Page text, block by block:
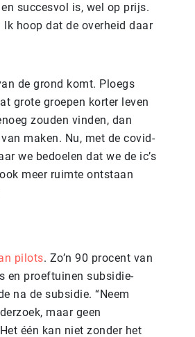
succesvol is, wel op prijs.
hoop dat de overheid daar
de grond komt. Ploegs
grote groepen korter leven
zouden vinden, dan
maken. Nu, met de covid-
we bedoelen dat we de ic’s
meer ruimte ontstaan
pilots. Zo’n 90 procent van
en proeftuinen subsidie-
na de subsidie. “Neem
maar geen
één kan niet zonder het